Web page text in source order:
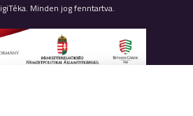
Minden jog fenntartva.